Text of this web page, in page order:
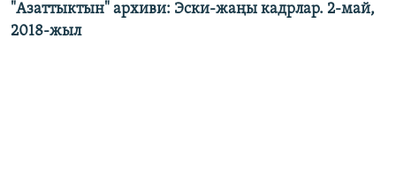
"Азаттыктын" архиви: Эски-жаңы кадрлар. 2-май,
2018-жыл